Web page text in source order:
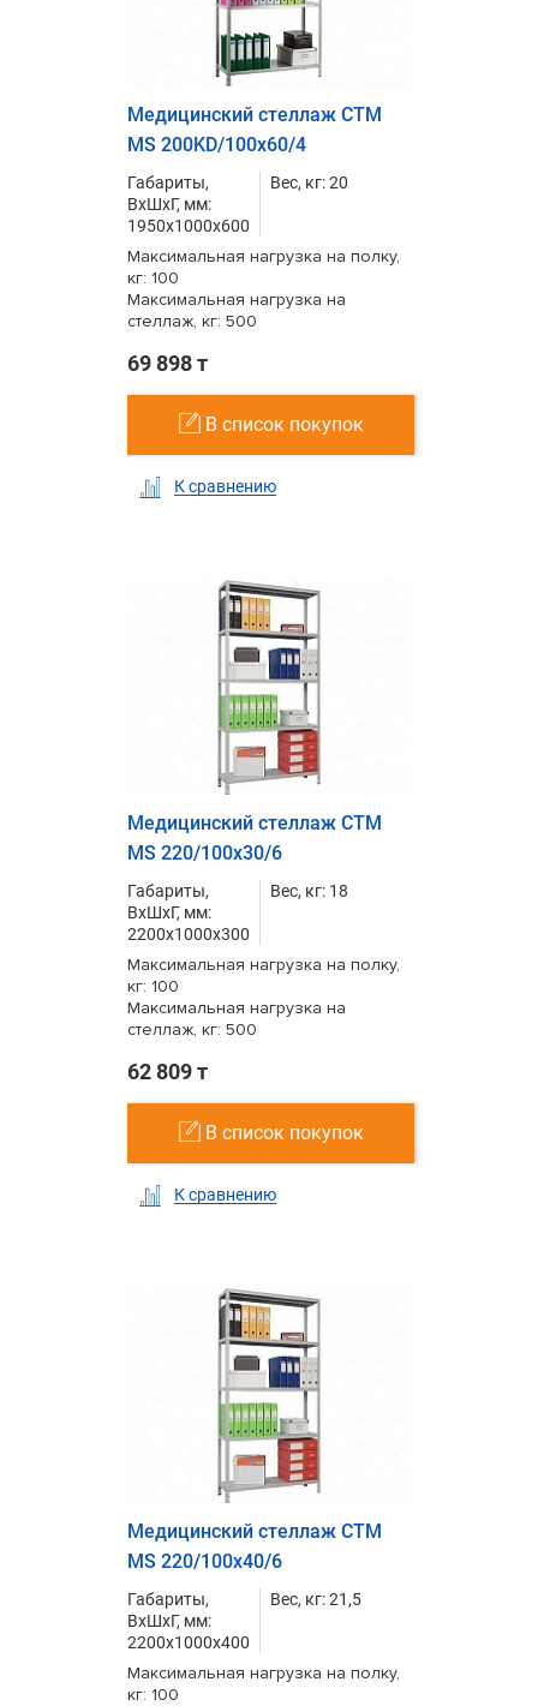
Медицинский стеллаж СТМ
MS 200KD/100х60/4
Габариты,
ВxШxГ, мм:
1950x1000x600
Вес, кг: 20
Максимальная нагрузка на полку,
кг: 100
Максимальная нагрузка на
стеллаж, кг: 500
69 898 т
В список покупок
К сравнению
Медицинский стеллаж СТМ
MS 220/100х30/6
Габариты,
ВxШxГ, мм:
2200x1000x300
Вес, кг: 18
Максимальная нагрузка на полку,
кг: 100
Максимальная нагрузка на
стеллаж, кг: 500
62 809 т
В список покупок
К сравнению
Медицинский стеллаж СТМ
MS 220/100х40/6
Габариты,
ВxШxГ, мм:
2200x1000x400
Вес, кг: 21,5
Максимальная нагрузка на полку,
кг: 100